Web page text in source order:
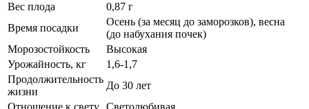
Вес плода
0,87 г
Время посадки
Осень (за месяц до заморозков), весна
(до набухания почек)
Морозостойкость
Высокая
Урожайность, кг
1,6-1,7
Продолжительность
жизни
До 30 лет